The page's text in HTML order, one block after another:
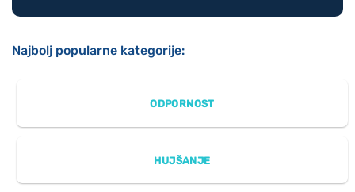
Najbolj popularne kategorije:
ODPORNOST
HUJŠANJE